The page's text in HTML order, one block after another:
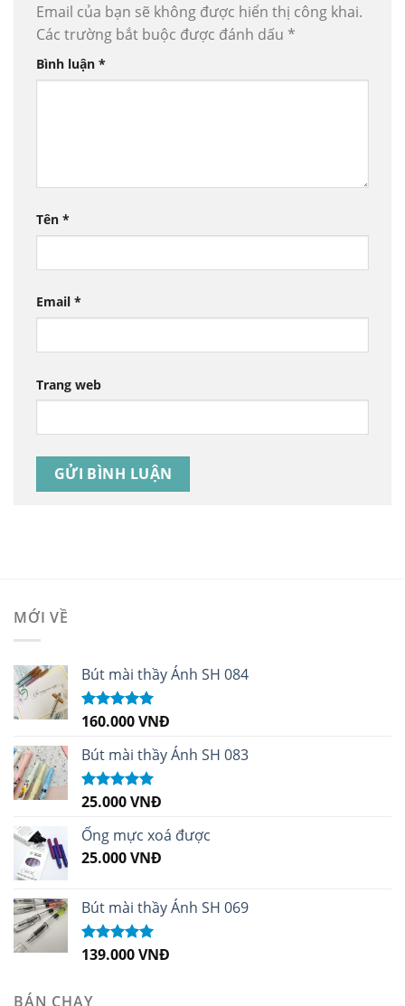
Email của bạn sẽ không được hiển thị công khai.
Các trường bắt buộc được đánh dấu *
Bình luận *
Tên *
Email *
Trang web
MỚI VỀ
Bút mài thầy Ánh SH 084
Được xếp
sao
160.000VNĐ
Bút mài thầy Ánh SH 083
Được xếp
sao
25.000VNĐ
Ống mực xoá được
25.000VNĐ
Bút mài thầy Ánh SH 069
Được xếp
139.000VNĐ
BÁN CHẠY